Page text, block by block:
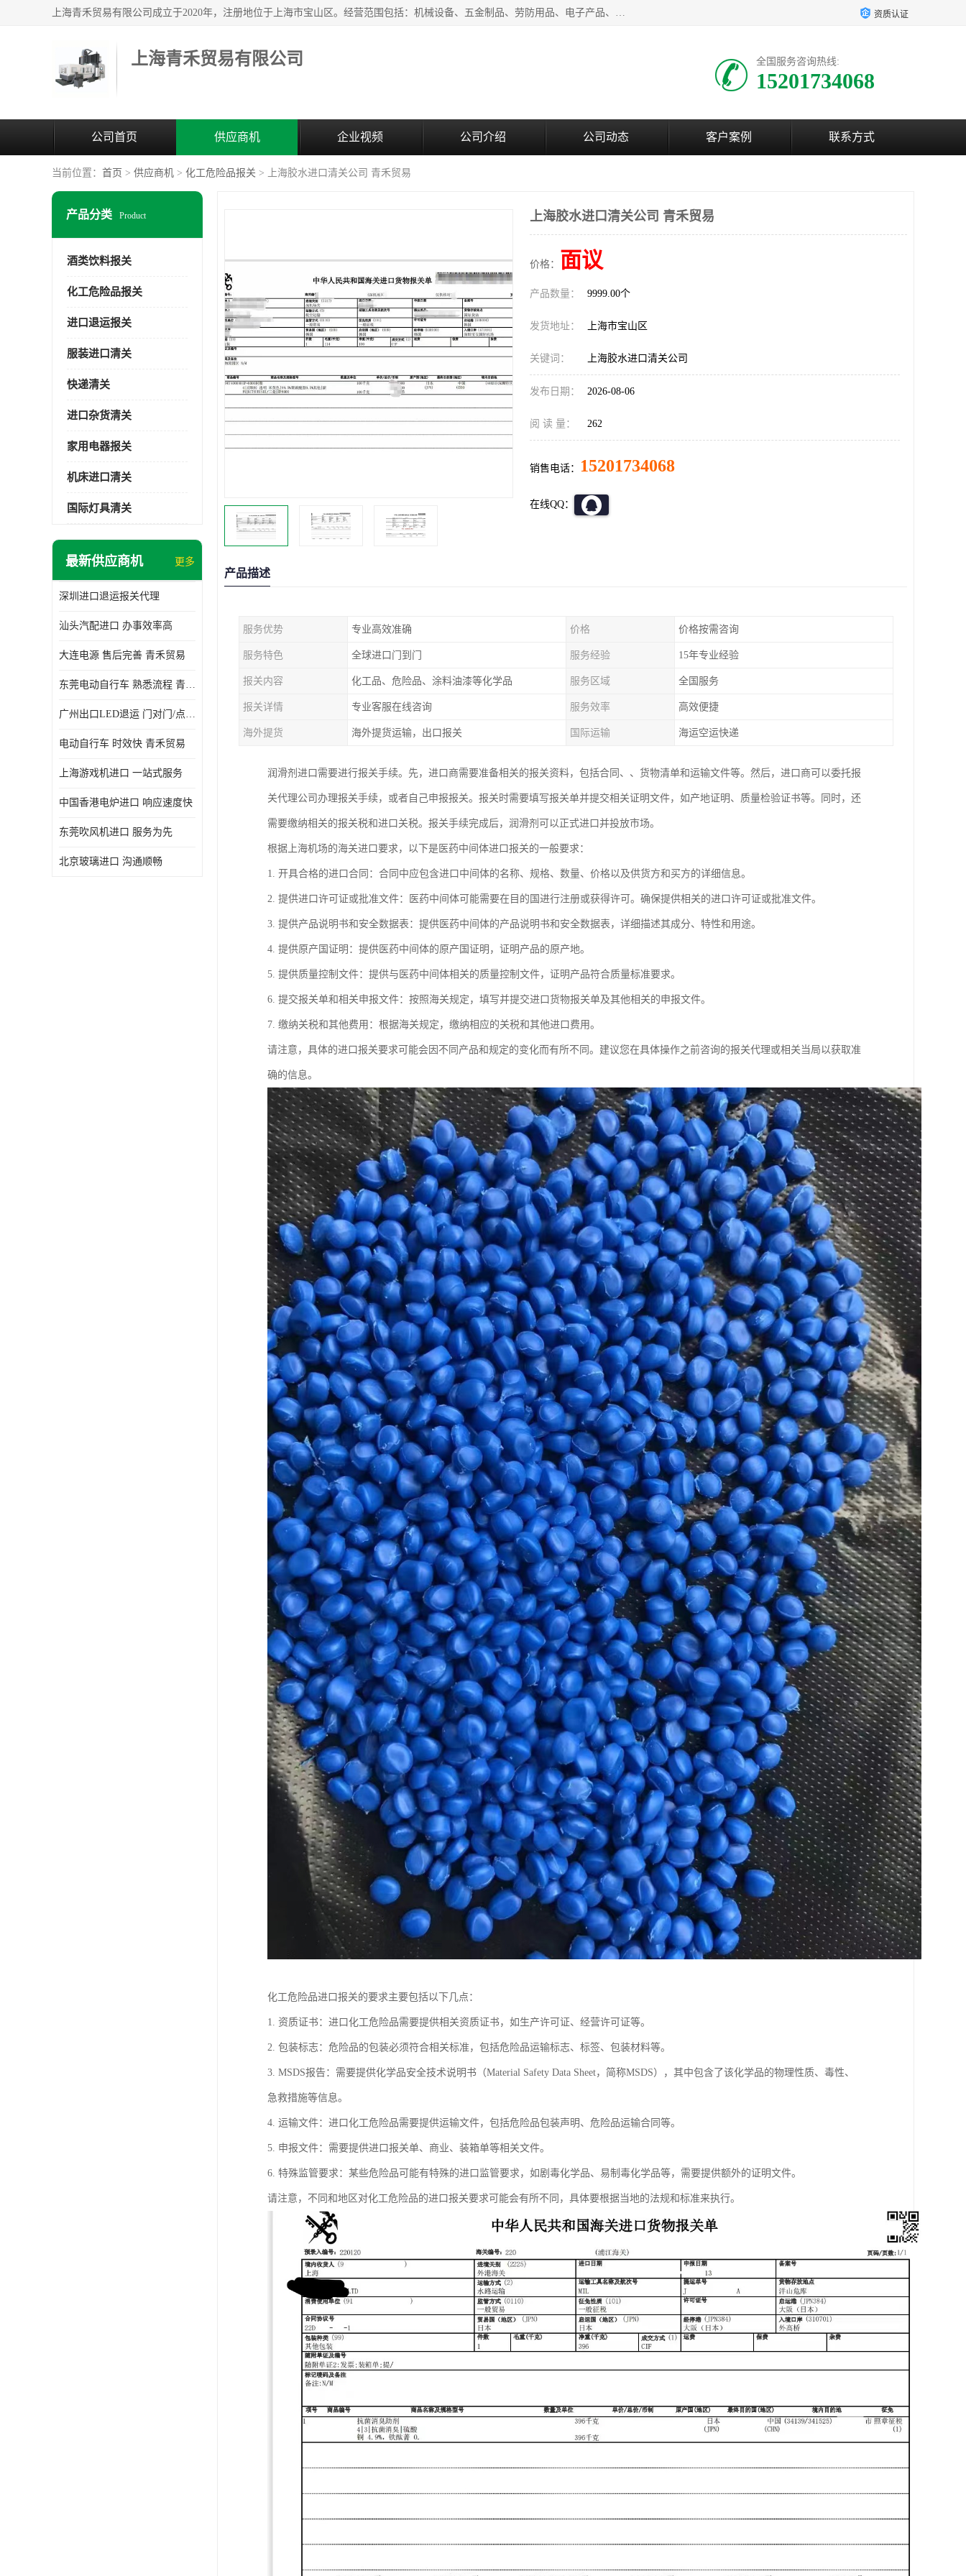
上海青禾贸易有限公司成立于2020年，注册地位于上海市宝山区。经营范围包括：机械设备、五金制品、劳防用品、电子产品、塑胶制品、家具、模具、纺织品、仪器仪表、建筑材料、装饰材料、化工产品、金属制品、机车配件等货物进出口报关、清关服务。 资质认证
上海青禾贸易有限公司 全国服务咨询热线:
15201734068
公司首页 供应商机 企业视频 公司介绍 公司动态 客户案例 联系方式
当前位置： 首页 > 供应商机 > 化工危险品报关 > 上海胶水进口清关公司 青禾贸易
产品分类 Product
酒类饮料报关
化工危险品报关
进口退运报关
服装进口清关
快递清关
进口杂货清关
家用电器报关
机床进口清关
国际灯具清关
最新供应商机 更多
深圳进口退运报关代理
汕头汽配进口 办事效率高
大连电源 售后完善 青禾贸易
东莞电动自行车 熟悉流程 青禾贸易
广州出口LED退运 门对门/点对点
电动自行车 时效快 青禾贸易
上海游戏机进口 一站式服务
中国香港电炉进口 响应速度快
东莞吹风机进口 服务为先
北京玻璃进口 沟通顺畅
上海胶水进口清关公司 青禾贸易
价格： 面议
产品数量： 9999.00个
发货地址： 上海市宝山区
关键词： 上海胶水进口清关公司
发布日期： 2026-08-06
阅 读 量： 262
销售电话： 15201734068
在线QQ：
产品描述
服务优势 专业高效准确 价格 价格按需咨询
服务特色 全球进口门到门 服务经验 15年专业经验
报关内容 化工品、危险品、涂料油漆等化学品 服务区域 全国服务
报关详情 专业客服在线咨询 服务效率 高效便捷
海外提货 海外提货运输，出口报关 国际运输 海运空运快递
润滑剂进口需要进行报关手续。先，进口商需要准备相关的报关资料，包括合同、、货物清单和运输文件等。然后，进口商可以委托报
关代理公司办理报关手续，或者自己申报报关。报关时需要填写报关单并提交相关证明文件，如产地证明、质量检验证书等。同时，还
需要缴纳相关的报关税和进口关税。报关手续完成后，润滑剂可以正式进口并投放市场。
根据上海机场的海关进口要求，以下是医药中间体进口报关的一般要求：
1. 开具合格的进口合同：合同中应包含进口中间体的名称、规格、数量、价格以及供货方和买方的详细信息。
2. 提供进口许可证或批准文件：医药中间体可能需要在目的国进行注册或获得许可。确保提供相关的进口许可证或批准文件。
3. 提供产品说明书和安全数据表：提供医药中间体的产品说明书和安全数据表，详细描述其成分、特性和用途。
4. 提供原产国证明：提供医药中间体的原产国证明，证明产品的原产地。
5. 提供质量控制文件：提供与医药中间体相关的质量控制文件，证明产品符合质量标准要求。
6. 提交报关单和相关申报文件：按照海关规定，填写并提交进口货物报关单及其他相关的申报文件。
7. 缴纳关税和其他费用：根据海关规定，缴纳相应的关税和其他进口费用。
请注意，具体的进口报关要求可能会因不同产品和规定的变化而有所不同。建议您在具体操作之前咨询的报关代理或相关当局以获取准
确的信息。
化工危险品进口报关的要求主要包括以下几点：
1. 资质证书：进口化工危险品需要提供相关资质证书，如生产许可证、经营许可证等。
2. 包装标志：危险品的包装必须符合相关标准，包括危险品运输标志、标签、包装材料等。
3. MSDS报告：需要提供化学品安全技术说明书（Material Safety Data Sheet，简称MSDS），其中包含了该化学品的物理性质、毒性、
急救措施等信息。
4. 运输文件：进口化工危险品需要提供运输文件，包括危险品包装声明、危险品运输合同等。
5. 申报文件：需要提供进口报关单、商业、装箱单等相关文件。
6. 特殊监管要求：某些危险品可能有特殊的进口监管要求，如剧毒化学品、易制毒化学品等，需要提供额外的证明文件。
请注意，不同和地区对化工危险品的进口报关要求可能会有所不同，具体要根据当地的法规和标准来执行。